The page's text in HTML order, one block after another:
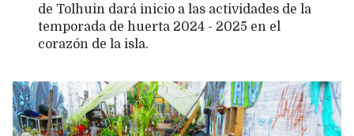
de Tolhuin dará inicio a las actividades de la
temporada de huerta 2024 - 2025 en el
corazón de la isla.